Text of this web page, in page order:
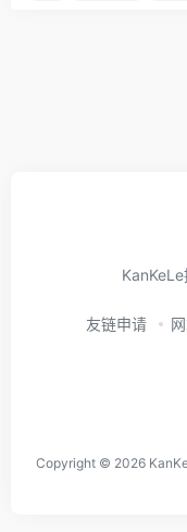
友链申请
Copyright © 2026